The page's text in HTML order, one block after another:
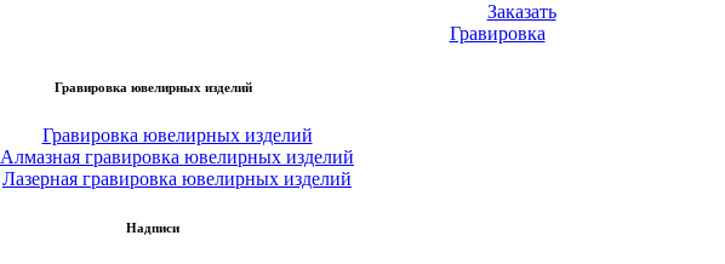
Заказать
Гравировка
Гравировка ювелирных изделий
Гравировка ювелирных изделий
Алмазная гравировка ювелирных изделий
Лазерная гравировка ювелирных изделий
Надписи